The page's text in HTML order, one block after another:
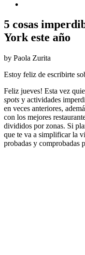
5 cosas
York este año
by Paola Zurita
Estoy feliz de escribirte
Feliz jueves! Esta vez
spots y actividades
en veces anteriores,
con los mejores
divididos por zonas. Si
que te va a simplificar la
probadas y comprobadas